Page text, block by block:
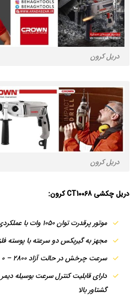
دریل کرون
دریل کرون
دریل چکشی CT10068 کرون:
موتور پرقدرت توان 1050 وات با عملکردی قوی
مجهز به گیربکس دو سرعته با پوسته
سرعت چرخش در حالت آزاد 2800 – 0 و 1200 – 0 دور در دقیقه
دارای قابلیت کنترل سرعت بوسیله
گشتاور بالا